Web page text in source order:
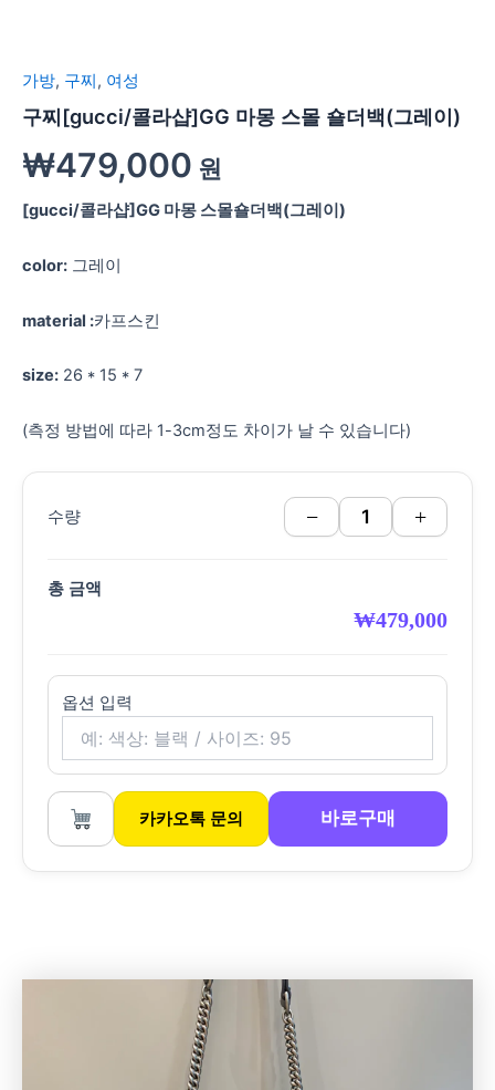
가방, 구찌 , 여성
구찌[gucci/콜라샵]GG 마몽 스몰 숄더백(그레이)
₩479,000 원
[gucci/콜라샵]GG 마몽 스몰숄더백(그레이)
color: 그레이
material :카프스킨
size: 26 * 15 * 7
(측정 방법에 따라 1-3cm정도 차이가 날 수 있습니다)
수량 − +
총 금액
₩479,000
옵션 입력
카카오톡 문의 바로구매